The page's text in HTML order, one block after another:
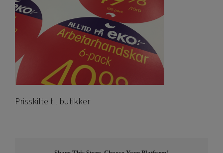
Prisskilte til butikker